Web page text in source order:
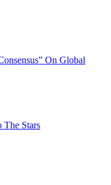
On Global
The Stars